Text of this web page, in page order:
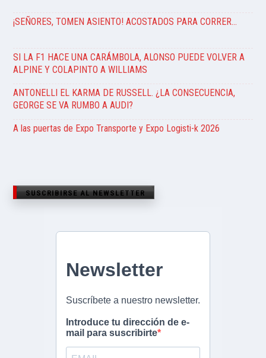
¡SEÑORES, TOMEN ASIENTO! ACOSTADOS PARA CORRER…
SI LA F1 HACE UNA CARÁMBOLA, ALONSO PUEDE VOLVER A
ALPINE Y COLAPINTO A WILLIAMS
ANTONELLI EL KARMA DE RUSSELL. ¿LA CONSECUENCIA,
GEORGE SE VA RUMBO A AUDI?
A las puertas de Expo Transporte y Expo Logisti-k 2026
SUSCRIBIRSE AL NEWSLETTER